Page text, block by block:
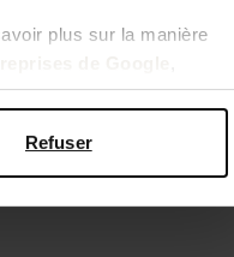
plus sur la manière
Refuser